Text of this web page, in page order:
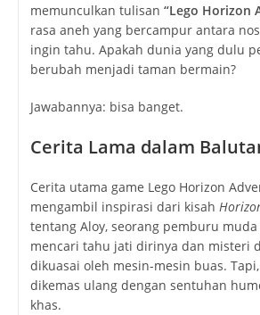
memunculkan tulisan “Lego Horizon
rasa aneh yang bercampur antara
ingin tahu. Apakah dunia yang dulu
berubah menjadi taman bermain?
Jawabannya: bisa banget.
Cerita Lama dalam
Cerita utama game Lego Horizon
mengambil inspirasi dari kisah
tentang Aloy, seorang pemburu
mencari tahu jati dirinya dan misteri
dikuasai oleh mesin-mesin buas.
dikemas ulang dengan sentuhan
khas.